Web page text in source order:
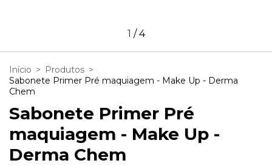
1 /4
Início > Produtos >
Sabonete Primer Pré maquiagem - Make Up - Derma
Chem
Sabonete Primer Pré
maquiagem - Make Up -
Derma Chem